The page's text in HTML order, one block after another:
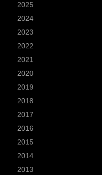
2025
2024
2023
2022
2021
2020
2019
2018
2017
2016
2015
2014
2013